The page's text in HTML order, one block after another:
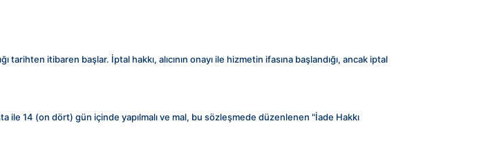
itibaren başlar. İptal hakkı, alıcının onayı ile hizmetin ifasına başlandığı, ancak iptal
ile 14 (on dört) gün içinde yapılmalı ve mal, bu sözleşmede düzenlenen "İade Hakkı